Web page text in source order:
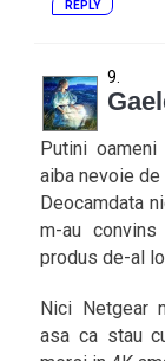
REPLY
Putini
aiba nevoie
Deocamdata
m-au
produs de-al
Nici Netgear
asa ca stau